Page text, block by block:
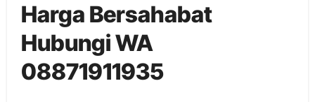
Harga Bersahabat
Hubungi WA
08871911935